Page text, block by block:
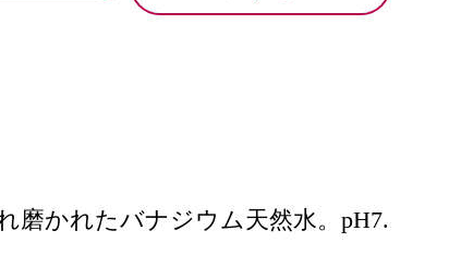
磨かれたバナジウム天然水。pH7.